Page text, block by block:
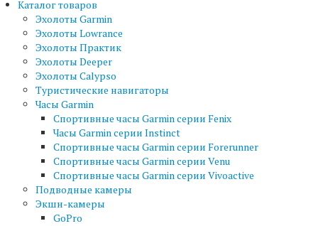
Каталог товаров
Эхолоты Garmin
Эхолоты Lowrance
Эхолоты Практик
Эхолоты Deeper
Эхолоты Calypso
Туристические навигаторы
Часы Garmin
Спортивные часы Garmin серии Fenix
Часы Garmin серии Instinct
Спортивные часы Garmin серии Forerunner
Спортивные часы Garmin серии Venu
Спортивные часы Garmin серии Vivoactive
Подводные камеры
Экшн-камеры
GoPro